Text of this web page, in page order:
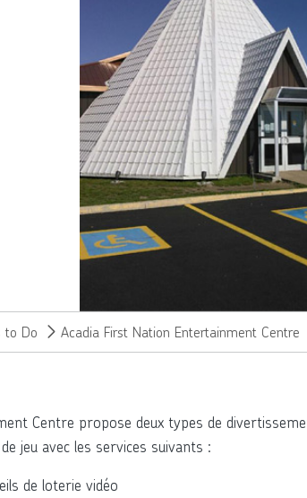
to Do Acadia First Nation Entertainment Centre
Centre propose deux types de
jeu avec les services suivants :
de loterie vidéo